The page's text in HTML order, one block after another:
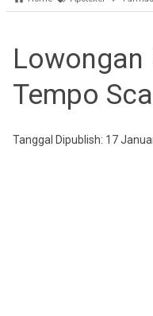
Lowongan
Tempo
Tanggal Dipublish: 17